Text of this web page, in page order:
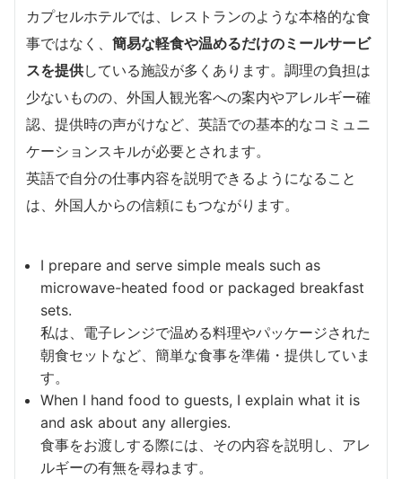
カプセルホテルでは、レストランのような本格的な食
事ではなく、 簡易な軽食や温めるだけのミールサービ
スを提供している施設が多くあります。調理の負担は
少ないものの、外国人観光客への案内やアレルギー確
認、提供時の声がけなど、英語での基本的なコミュニ
ケーションスキルが必要とされます。
英語で自分の仕事内容を説明できるようになること
は、外国人からの信頼にもつながります。
I prepare and serve simple meals such as
microwave-heated food or packaged breakfast
sets.
私は、電子レンジで温める料理やパッケージされた
朝食セットなど、簡単な食事を準備・提供していま
す。
When I hand food to guests, I explain what it is
and ask about any allergies.
食事をお渡しする際には、その内容を説明し、アレ
ルギーの有無を尋ねます。